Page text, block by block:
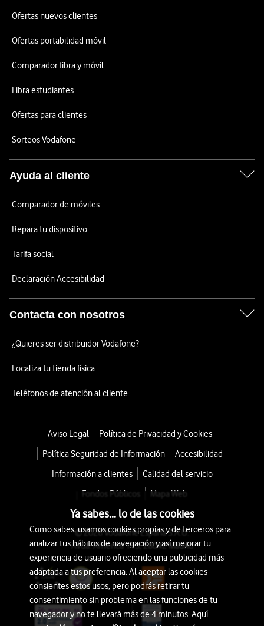
Ofertas nuevos clientes
Ofertas portabilidad móvil
Comparador fibra y móvil
Fibra estudiantes
Ofertas para clientes
Sorteos Vodafone
Ayuda al cliente
Comparador de móviles
Repara tu dispositivo
Tarifa social
Declaración Accesibilidad
Contacta con nosotros
¿Quieres ser distribuidor Vodafone?
Localiza tu tienda física
Teléfonos de atención al cliente
Aviso Legal
Política de Privacidad y Cookies
Política Seguridad de Información
Accesibilidad
Información a clientes
Calidad del servicio
Fondos Públicos
Mapa Web
© 2026 Vodafone España S.A.U.
Avda. América 115, 28042 Madrid
Ya sabes... lo de las cookies
Como sabes, usamos cookies propias y de terceros para
analizar tus hábitos de navegación y así mejorar tu
experiencia de usuario ofreciendo una publicidad más
adaptada a tus preferencia. Al aceptar las cookies
consientes estos usos, pero podrás retirar tu
consentimiento sin problema en las funciones de tu
navegador y no te llevará más de 4 minutos. Aquí